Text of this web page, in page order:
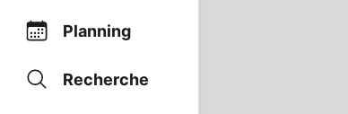
Planning
Recherche